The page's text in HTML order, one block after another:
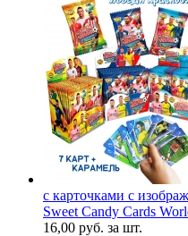
с карточками с
Sweet Candy Cards
16,00 руб. за шт.